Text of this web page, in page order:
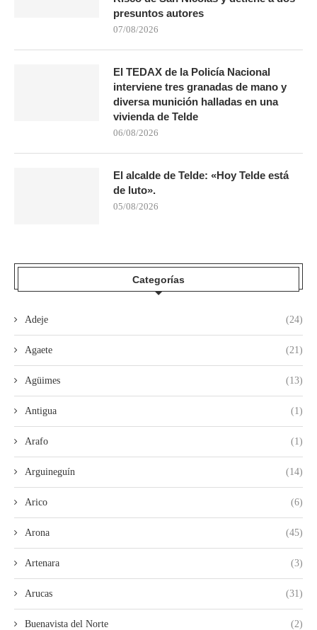
presuntos autores
07/08/2026
El TEDAX de la Policía Nacional
interviene tres granadas de mano y
diversa munición halladas en una
vivienda de Telde
06/08/2026
El alcalde de Telde: «Hoy Telde está
de luto».
05/08/2026
Categorías
Adeje (24)
Agaete (21)
Agüimes (13)
Antigua (1)
Arafo (1)
Arguineguín (14)
Arico (6)
Arona (45)
Artenara (3)
Arucas (31)
Buenavista del Norte (2)